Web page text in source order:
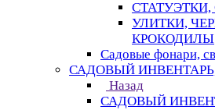
УЛИТКИ,
КРОКОДИЛЫ
Садовые фонари,
САДОВЫЙ
Назад
САДОВЫЙ